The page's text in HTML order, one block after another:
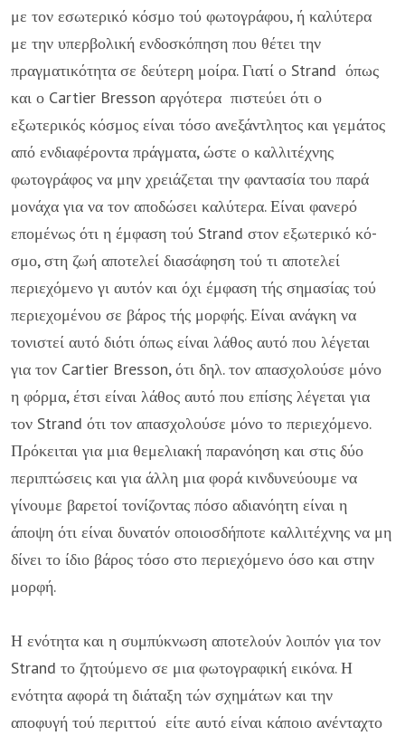
με τον εσω­τερικό κόσμο τού φωτογράφου, ή καλύ­τερα
με την υπερβολική ενδοσκόπηση που θέτει την
πραγματικότητα σε δεύτε­ρη μοίρα. Γιατί ο Strand όπως
και ο Cartier Bresson αργότερα πιστεύει ότι ο
εξωτερικός κόσμος είναι τόσο ανεξά­ντλητος και γεμάτος
από ενδιαφέροντα πράγματα, ώστε ο καλλιτέχνης
φωτογράφος να μην χρειάζεται την φαντασία του παρά
μονάχα για να τον αποδώσει καλύτερα. Είναι φανερό
επομένως ότι η έμφαση τού Strand στον εξωτερικό κό­
σμο, στη ζωή αποτελεί διασάφηση τού τι αποτελεί
περιεχόμενο γι αυτόν και όχι έμφαση τής σημασίας τού
περιεχομένου σε βάρος τής μορφής. Είναι ανάγκη να
τονιστεί αυτό διότι όπως είναι λάθος αυ­τό που λέγεται
για τον Cartier Bresson, ότι δηλ. τον απασχολούσε μόνο
η φόρ­μα, έτσι είναι λάθος αυτό που επίσης λέ­γεται για
τον Strand ότι τον απασχολού­σε μόνο το περιεχόμενο.
Πρόκειται για μια θεμελιακή παρανόηση και στις δύο
περιπτώσεις και για άλλη μια φορά κιν­δυνεύουμε να
γίνουμε βαρετοί τονίζο­ντας πόσο αδιανόητη είναι η
άποψη ότι είναι δυνατόν οποιοσδήποτε καλλιτέχνης να μη
δίνει το ίδιο βάρος τόσο στο περιεχόμενο όσο και στην
μορφή.
Η ενότητα και η συμπύκνωση αποτε­λούν λοιπόν για τον
Strand το ζητούμενο σε μια φωτογραφική εικόνα. Η
ενότητα αφορά τη διάταξη τών σχημάτων και την
αποφυγή τού περιττού είτε αυτό είναι κάποιο ανένταχτο